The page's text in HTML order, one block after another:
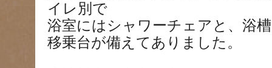
イレ別で
浴室にはシャワーチェアと、浴
移乗台が備えてありました。